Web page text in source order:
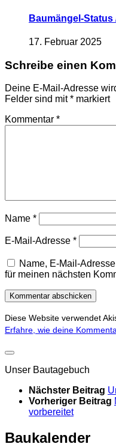
Baumängel-
17. Februar 2025
Schreibe einen
Deine E-Mail-Adresse
Felder sind mit* markiert
Kommentar *
Name *
E-Mail-Adresse *
Name, E-Mail-
für meinen nächsten
Diese Website verwendet
Erfahre, wie deine
Unser Bautagebuch
Nächster Beitrag
Vorheriger Beitrag
vorbereitet
Baukalender